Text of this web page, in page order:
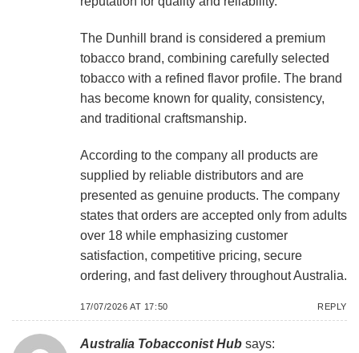
The Dunhill brand is considered a premium
tobacco brand, combining carefully selected
tobacco with a refined flavor profile. The brand
has become known for quality, consistency,
and traditional craftsmanship.
According to the company all products are
supplied by reliable distributors and are
presented as genuine products. The company
states that orders are accepted only from adults
over 18 while emphasizing customer
satisfaction, competitive pricing, secure
ordering, and fast delivery throughout Australia.
17/07/2026 AT 17:50 REPLY
Australia Tobacconist Hub says: